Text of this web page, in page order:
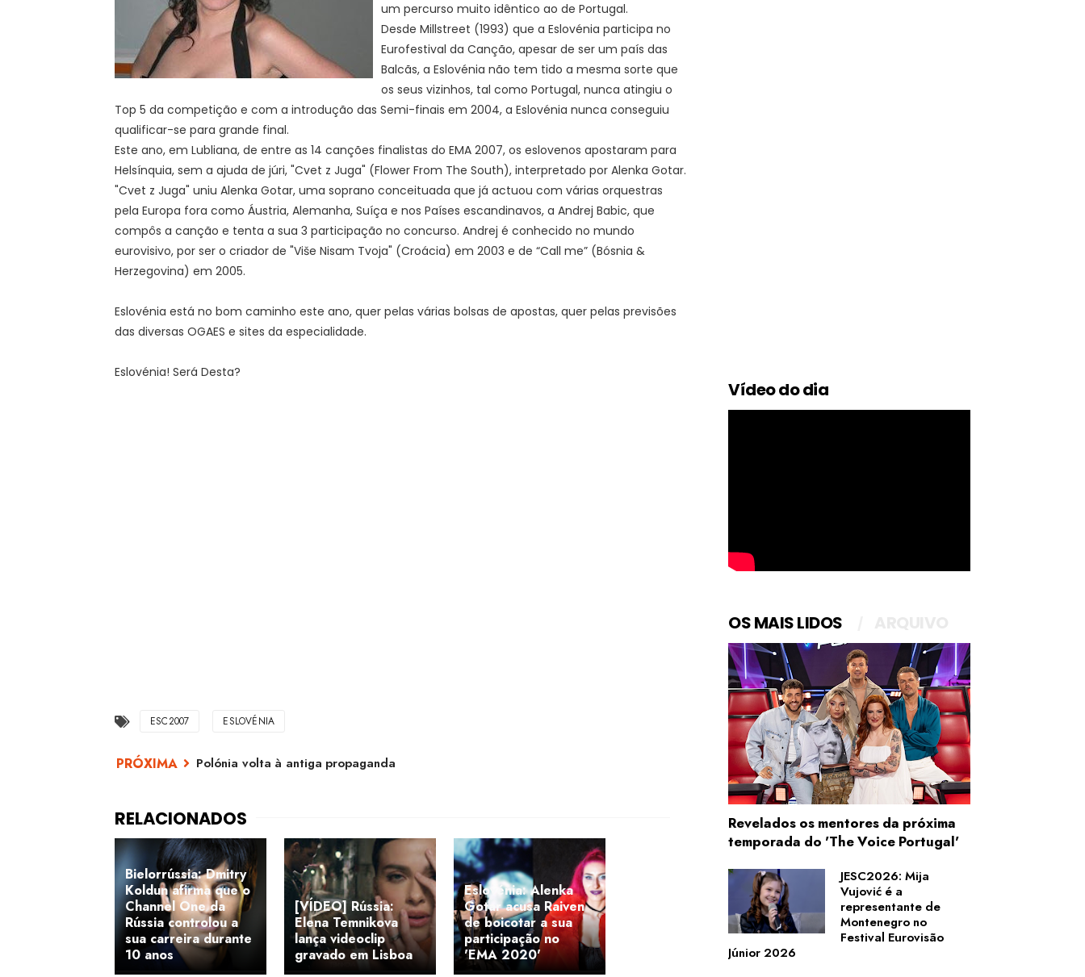
um percurso muito idêntico ao de Portugal.
Desde Millstreet (1993) que a Eslovénia participa no
Eurofestival da Canção, apesar de ser um país das
Balcãs, a Eslovénia não tem tido a mesma sorte que
os seus vizinhos, tal como Portugal, nunca atingiu o
Top 5 da competição e com a introdução das Semi-finais em 2004, a Eslovénia nunca conseguiu
qualificar-se para grande final.
Este ano, em Lubliana, de entre as 14 canções finalistas do EMA 2007, os eslovenos apostaram para
Helsínquia, sem a ajuda de júri, "Cvet z Juga" (Flower From The South), interpretado por Alenka Gotar.
"Cvet z Juga" uniu Alenka Gotar, uma soprano conceituada que já actuou com várias orquestras
pela Europa fora como Áustria, Alemanha, Suíça e nos Países escandinavos, a Andrej Babic, que
compôs a canção e tenta a sua 3 participação no concurso. Andrej é conhecido no mundo
eurovisivo, por ser o criador de "Više Nisam Tvoja" (Croácia) em 2003 e de “Call me” (Bósnia &
Herzegovina) em 2005.
Eslovénia está no bom caminho este ano, quer pelas várias bolsas de apostas, quer pelas previsões
das diversas OGAES e sites da especialidade.
Eslovénia! Será Desta?
ESC2007 ESLOVÉNIA
Polónia volta à antiga propaganda
Bielorrússia: Dmitry
Koldun afirma que o
Channel One da
Rússia controlou a
sua carreira durante
10 anos
[VÍDEO] Rússia:
Elena Temnikova
lança videoclip
gravado em Lisboa
Eslovénia: Alenka
Gotar acusa Raiven
de boicotar a sua
participação no
'EMA 2020'
Vídeo do dia
OS MAIS LIDOS
Revelados os mentores da próxima
temporada do 'The Voice Portugal'
JESC2026: Mija
Vujović é a
representante de
Montenegro no
Festival Eurovisão
Júnior 2026